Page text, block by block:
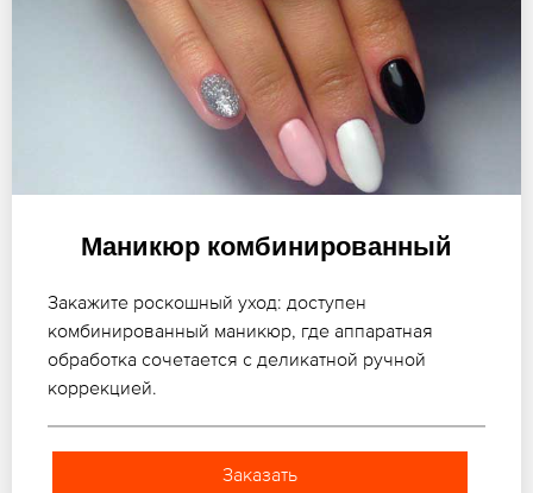
Маникюр комбинированный
Закажите роскошный уход: доступен
комбинированный маникюр, где аппаратная
обработка сочетается с деликатной ручной
коррекцией.
Заказать